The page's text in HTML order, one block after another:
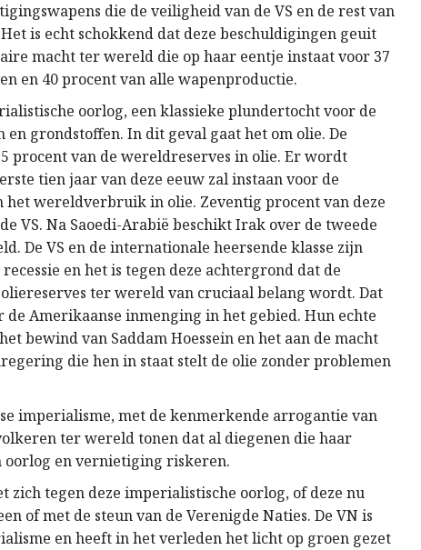
die de veiligheid van de VS en de rest van
is echt schokkend dat deze beschuldigingen geuit
macht ter wereld die op haar eentje instaat voor 37
en 40 procent van alle wapenproductie.
oorlog, een klassieke plundertocht voor de
grondstoffen. In dit geval gaat het om olie. De
procent van de wereldreserves in olie. Er wordt
tien jaar van deze eeuw zal instaan voor de
wereldverbruik in olie. Zeventig procent van deze
VS. Na Saoedi-Arabië beschikt Irak over de tweede
De VS en de internationale heersende klasse zijn
en het is tegen deze achtergrond dat de
ter wereld van cruciaal belang wordt. Dat
Amerikaanse inmenging in het gebied. Hun echte
bewind van Saddam Hoessein en het aan de macht
die hen in staat stelt de olie zonder problemen
imperialisme, met de kenmerkende arrogantie van
ter wereld tonen dat al diegenen die haar
en vernietiging riskeren.
zich tegen deze imperialistische oorlog, of deze nu
of met de steun van de Verenigde Naties. De VN is
en heeft in het verleden het licht op groen gezet